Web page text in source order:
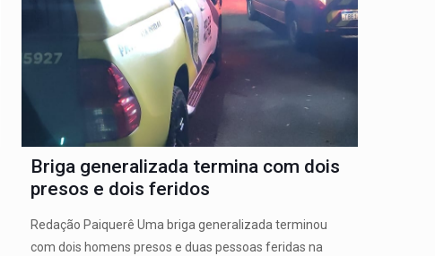
Briga generalizada termina com dois
presos e dois feridos
Redação Paiquerê Uma briga generalizada terminou
com dois homens presos e duas pessoas feridas na